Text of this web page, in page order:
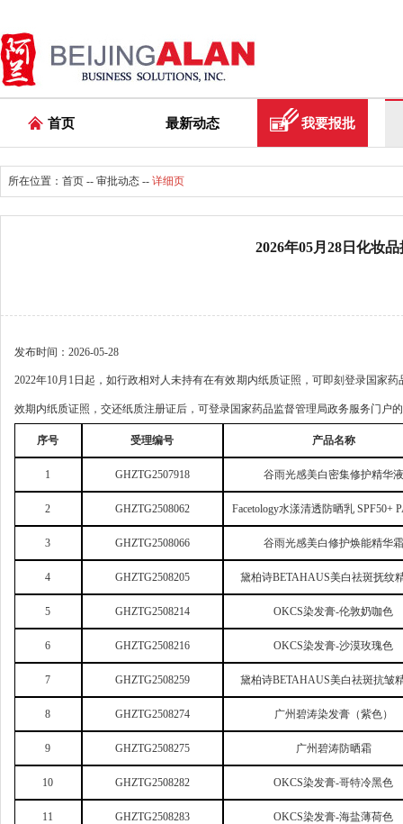
首页 最新动态 我要报批
所在位置： 首页 -- 审批动态 -- 详细页
2026年05月28日化妆
发布时间：2026-05-28
2022年10月1日起，如行政相对人未持有在有效期内纸质证照，可即刻登录国家
效期内纸质证照，交还纸质注册证后，可登录国家药品监督管理局政务服务门户
序号 受理编号 产品名称
1 GHZTG2507918 谷雨光感美白密集修护精华液
2 GHZTG2508062 Facetology水漾清透防晒乳 SPF50+
3 GHZTG2508066 谷雨光感美白修护焕能精华霜
4 GHZTG2508205 黛柏诗BETAHAUS美白祛斑抚纹
5 GHZTG2508214 OKCS染发膏-伦敦奶咖色
6 GHZTG2508216 OKCS染发膏-沙漠玫瑰色
7 GHZTG2508259 黛柏诗BETAHAUS美白祛斑抗皱
8 GHZTG2508274 广州碧涛染发膏（紫色）
9 GHZTG2508275 广州碧涛防晒霜
10 GHZTG2508282 OKCS染发膏-哥特冷黑色
11 GHZTG2508283 OKCS染发膏-海盐薄荷色